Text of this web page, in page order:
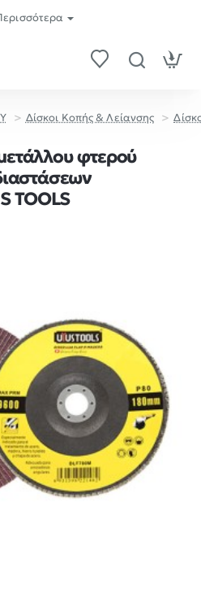
Δίσκοι Κοπής & Λείανσης
φτερού
TOOLS